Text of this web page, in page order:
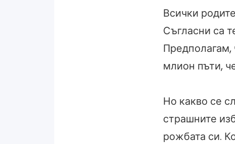
Всички
Съгласни са
Предполагам,
млион пъти,
Но какво се
страшните
рожбата си.